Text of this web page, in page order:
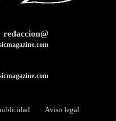
redaccion@
Aviso legal